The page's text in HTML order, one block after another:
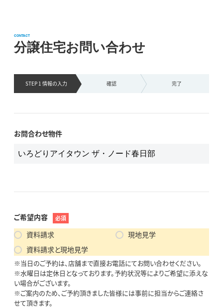
分譲住宅お問い合わせ
CONTACT
STEP 1 情報の入力 確認 完了
お問合わせ物件
ご希望内容 必須
資料請求
現地見学
資料請求と現地見学
※当日のご予約は、店舗まで直接お電話にてお問い合わせください。
※水曜日は定休日となっております。予約状況等によりご希望に添えな
い場合がございます。
※ご案内のため、ご予約頂きました皆様には事前に担当からご連絡さ
せて頂きます。